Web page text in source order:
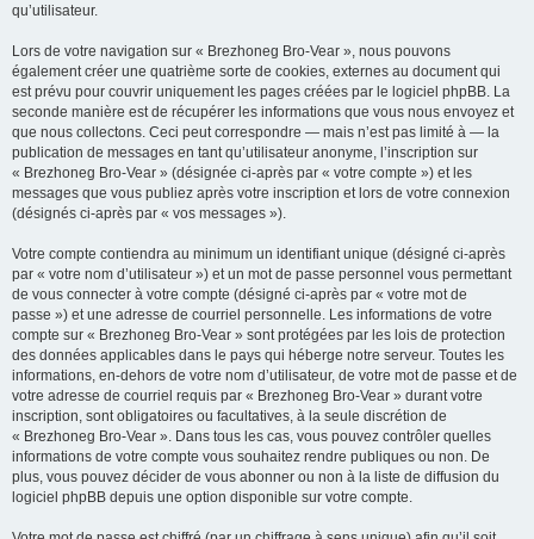
qu’utilisateur.
Lors de votre navigation sur « Brezhoneg Bro-Vear », nous pouvons
également créer une quatrième sorte de cookies, externes au document qui
est prévu pour couvrir uniquement les pages créées par le logiciel phpBB. La
seconde manière est de récupérer les informations que vous nous envoyez et
que nous collectons. Ceci peut correspondre — mais n’est pas limité à — la
publication de messages en tant qu’utilisateur anonyme, l’inscription sur
« Brezhoneg Bro-Vear » (désignée ci-après par « votre compte ») et les
messages que vous publiez après votre inscription et lors de votre connexion
(désignés ci-après par « vos messages »).
Votre compte contiendra au minimum un identifiant unique (désigné ci-après
par « votre nom d’utilisateur ») et un mot de passe personnel vous permettant
de vous connecter à votre compte (désigné ci-après par « votre mot de
passe ») et une adresse de courriel personnelle. Les informations de votre
compte sur « Brezhoneg Bro-Vear » sont protégées par les lois de protection
des données applicables dans le pays qui héberge notre serveur. Toutes les
informations, en-dehors de votre nom d’utilisateur, de votre mot de passe et de
votre adresse de courriel requis par « Brezhoneg Bro-Vear » durant votre
inscription, sont obligatoires ou facultatives, à la seule discrétion de
« Brezhoneg Bro-Vear ». Dans tous les cas, vous pouvez contrôler quelles
informations de votre compte vous souhaitez rendre publiques ou non. De
plus, vous pouvez décider de vous abonner ou non à la liste de diffusion du
logiciel phpBB depuis une option disponible sur votre compte.